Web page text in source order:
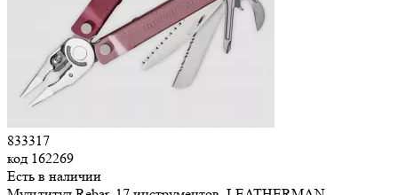
833317
код 162269
Есть в наличии